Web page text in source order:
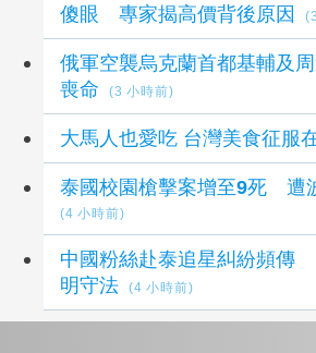
傻眼 專家揭高價背後原因
俄軍空襲烏克蘭首都基輔及
喪命
(3 小時前)
大馬人也愛吃 台灣美食
泰國校園槍擊案增至9死 遭
(4 小時前)
中國粉絲赴泰追星糾紛頻傳
明守法
(4 小時前)